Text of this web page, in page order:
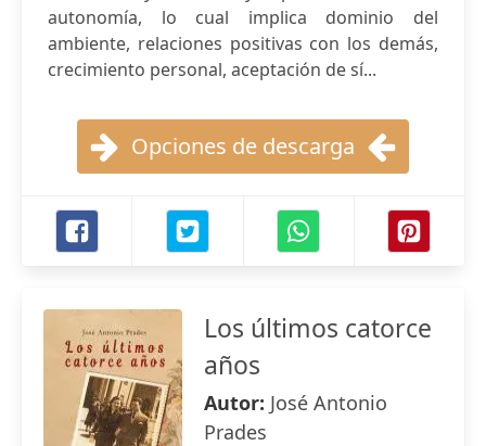
autonomía, lo cual implica dominio del
ambiente, relaciones positivas con los demás,
crecimiento personal, aceptación de sí...
Opciones de descarga
Los últimos catorce
años
Autor: José Antonio
Prades